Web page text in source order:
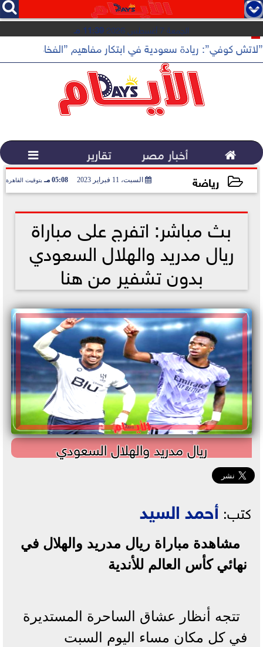
   
الجمعة 7 أغسطس 2026 11:39 مـ
”لاتش كوفي”: ريادة سعودية في ابتكار مفاهيم ”الفخامة
 أخبار مصر تقارير 
رياضة السبت، 11 فبراير 2023 05:08 مـ بتوقيت القاهرة
بث مباشر: اتفرج على مباراة
ريال مدريد والهلال السعودي
بدون تشفير من هنا
ريال مدريد والهلال السعودي
كتب: أحمد السيد
مشاهدة مباراة ريال مدريد والهلال في
نهائي كأس العالم للأندية
تتجه أنظار عشاق الساحرة المستديرة
في كل مكان مساء اليوم السبت